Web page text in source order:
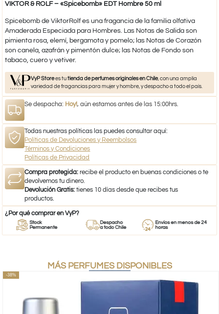
VIKTOR & ROLF – «Spicebomb» EDT Hombre 50 ml
Spicebomb de ViktorRolf es una fragancia de la familia olfativa
Amaderada Especiada para Hombres. Las Notas de Salida son
pimienta rosa, elemí, bergamota y pomelo; las Notas de Corazón
son canela, azafrán y pimentón dulce; las Notas de Fondo son
tabaco, cuero y vetiver.
VyP Storees tutienda de perfumes originales en Chile, con una amplia
variedad de fragancias para mujer y hombre, y despacho a todo el país.
Se despacha: Hoy!, aún estamos antes de las 15:00hrs.
Todas nuestras políticas las puedes consultar aquí:
Políticas de Devoluciones y Reembolsos
Términos y Condiciones
Políticas de Privacidad
Compra protegida: recibe el producto en buenas condiciones o te
devolvemos tu dinero.
Devolución Gratis: tienes 10 días desde que recibes tus
productos.
¿Por qué comprar en VyP?
Stock
Permanente
Despacho
a todo Chile
Envíos en menos de 24
horas
MÁS PERFUMES DISPONIBLES
-38%